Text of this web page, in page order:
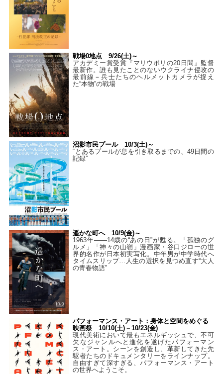
戦場0地点 9/26(土)～
アカデミー賞受賞『マリウポリの20日間』監督
最新作。誰も見たことのないウクライナ侵攻の
最前線－兵士たちのヘルメットカメラが捉え
た“本物”の戦場
沼影市民プール 10/3(土)～
“とあるプールが息を引き取るまでの、49日間の
記録”
遥かな町へ 10/9(金)～
1963年――14歳の“あの日”が甦る。「孤独のグ
ルメ」「神々の山嶺」漫画家・谷口ジローの世
界的名作が日本初実写化。中年男が中学時代へ
タイムスリップ…人生の選択を見つめ直す“大人
の青春物語”
パフォーマンス・アート：身体と空間をめぐる
映画祭 10/10(土)－10/23(金)
現代美術において最もエネルギッシュで、不可
欠なジャンルへと進化を遂げたパフォーマン
ス・アート。シーンを創造し、革新してきた先
駆者たちのドキュメンタリーをラインナップ。
自由すぎて深すぎる、パフォーマンス・アート
の世界へようこそ。